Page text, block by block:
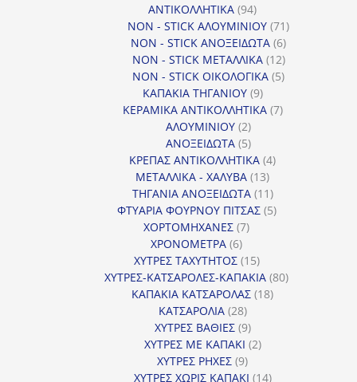
προϊόντα
ΑΝΤΙΚΟΛΛΗΤΙΚΑ 9494
προϊόντα
NON - STICK ΑΛΟΥΜΙΝΙΟΥ 7171
προϊόντα
NON - STICK ΑΝΟΞΕΙΔΩΤΑ 66
προϊόντα
NON - STICK ΜΕΤΑΛΛΙΚΑ 1212
προϊόντα
NON - STICK ΟΙΚΟΛΟΓΙΚΑ 55
ΚΑΠΑΚΙΑ ΤΗΓΑΝΙΟΥ 99
προϊόντα
ΚΕΡΑΜΙΚΑ ΑΝΤΙΚΟΛΛΗΤΙΚΑ 77
ΑΛΟΥΜΙΝΙΟΥ 22
προϊόντα
ΑΝΟΞΕΙΔΩΤΑ 55
προϊόντα
ΚΡΕΠΑΣ ΑΝΤΙΚΟΛΛΗΤΙΚΑ 44
ΜΕΤΑΛΛΙΚΑ - ΧΑΛΥΒΑ 1313
προϊόντα
ΤΗΓΑΝΙΑ ΑΝΟΞΕΙΔΩΤΑ 1111
προϊόντα
ΦΤΥΑΡΙΑ ΦΟΥΡΝΟΥ ΠΙΤΣΑΣ 55
ΧΟΡΤΟΜΗΧΑΝΕΣ 77
ΧΡΟΝΟΜΕΤΡΑ 66
προϊόντα
ΧΥΤΡΕΣ ΤΑΧΥΤΗΤΟΣ 1515
προϊόντα
ΧΥΤΡΕΣ-ΚΑΤΣΑΡΟΛΕΣ-ΚΑΠΑΚΙΑ 8080
ΚΑΠΑΚΙΑ ΚΑΤΣΑΡΟΛΑΣ 1818
ΚΑΤΣΑΡΟΛΙΑ 2828
προϊόντα
ΧΥΤΡΕΣ ΒΑΘΙΕΣ 99
προϊόντα
ΧΥΤΡΕΣ ΜΕ ΚΑΠΑΚΙ 22
ΧΥΤΡΕΣ ΡΗΧΕΣ 99
προϊόντα
ΧΥΤΡΕΣ ΧΩΡΙΣ ΚΑΠΑΚΙ 1414